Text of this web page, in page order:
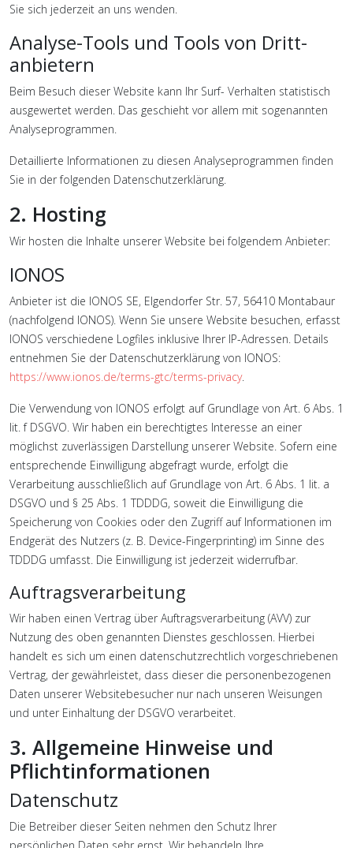
Sie sich jederzeit an uns wenden.
Analyse-Tools und Tools von Dritt­
anbietern
Beim Besuch dieser Website kann Ihr Surf- Verhalten statistisch
ausgewertet werden. Das geschieht vor allem mit sogenannten
Analyseprogrammen.
Detaillierte Informationen zu diesen Analyseprogrammen finden
Sie in der folgenden Datenschutzerklärung.
2. Hosting
Wir hosten die Inhalte unserer Website bei folgendem Anbieter:
IONOS
Anbieter ist die IONOS SE, Elgendorfer Str. 57, 56410 Montabaur
(nachfolgend IONOS). Wenn Sie unsere Website besuchen, erfasst
IONOS verschiedene Logfiles inklusive Ihrer IP-Adressen. Details
entnehmen Sie der Datenschutzerklärung von IONOS:
https://www.ionos.de/terms-gtc/terms-privacy.
Die Verwendung von IONOS erfolgt auf Grundlage von Art. 6 Abs. 1
lit. f DSGVO. Wir haben ein berechtigtes Interesse an einer
möglichst zuverlässigen Darstellung unserer Website. Sofern eine
entsprechende Einwilligung abgefragt wurde, erfolgt die
Verarbeitung ausschließlich auf Grundlage von Art. 6 Abs. 1 lit. a
DSGVO und § 25 Abs. 1 TDDDG, soweit die Einwilligung die
Speicherung von Cookies oder den Zugriff auf Informationen im
Endgerät des Nutzers (z. B. Device-Fingerprinting) im Sinne des
TDDDG umfasst. Die Einwilligung ist jederzeit widerrufbar.
Auftragsverarbeitung
Wir haben einen Vertrag über Auftragsverarbeitung (AVV) zur
Nutzung des oben genannten Dienstes geschlossen. Hierbei
handelt es sich um einen datenschutzrechtlich vorgeschriebenen
Vertrag, der gewährleistet, dass dieser die personenbezogenen
Daten unserer Websitebesucher nur nach unseren Weisungen
und unter Einhaltung der DSGVO verarbeitet.
3. Allgemeine Hinweise und
Pflicht­informationen
Datenschutz
Die Betreiber dieser Seiten nehmen den Schutz Ihrer